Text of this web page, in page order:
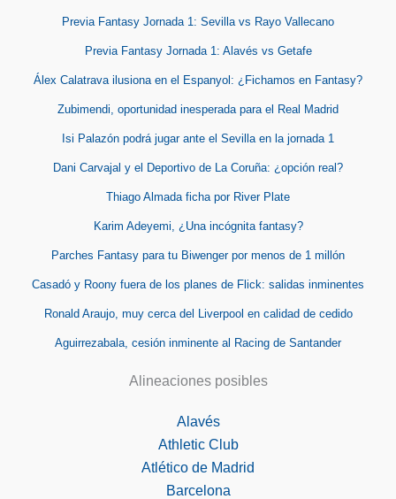
Previa Fantasy Jornada 1: Sevilla vs Rayo Vallecano
Previa Fantasy Jornada 1: Alavés vs Getafe
Álex Calatrava ilusiona en el Espanyol: ¿Fichamos en Fantasy?
Zubimendi, oportunidad inesperada para el Real Madrid
Isi Palazón podrá jugar ante el Sevilla en la jornada 1
Dani Carvajal y el Deportivo de La Coruña: ¿opción real?
Thiago Almada ficha por River Plate
Karim Adeyemi, ¿Una incógnita fantasy?
Parches Fantasy para tu Biwenger por menos de 1 millón
Casadó y Roony fuera de los planes de Flick: salidas inminentes
Ronald Araujo, muy cerca del Liverpool en calidad de cedido
Aguirrezabala, cesión inminente al Racing de Santander
Alineaciones posibles
Alavés
Athletic Club
Atlético de Madrid
Barcelona